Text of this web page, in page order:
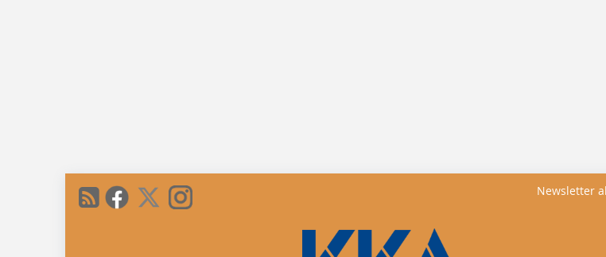
Newsletter